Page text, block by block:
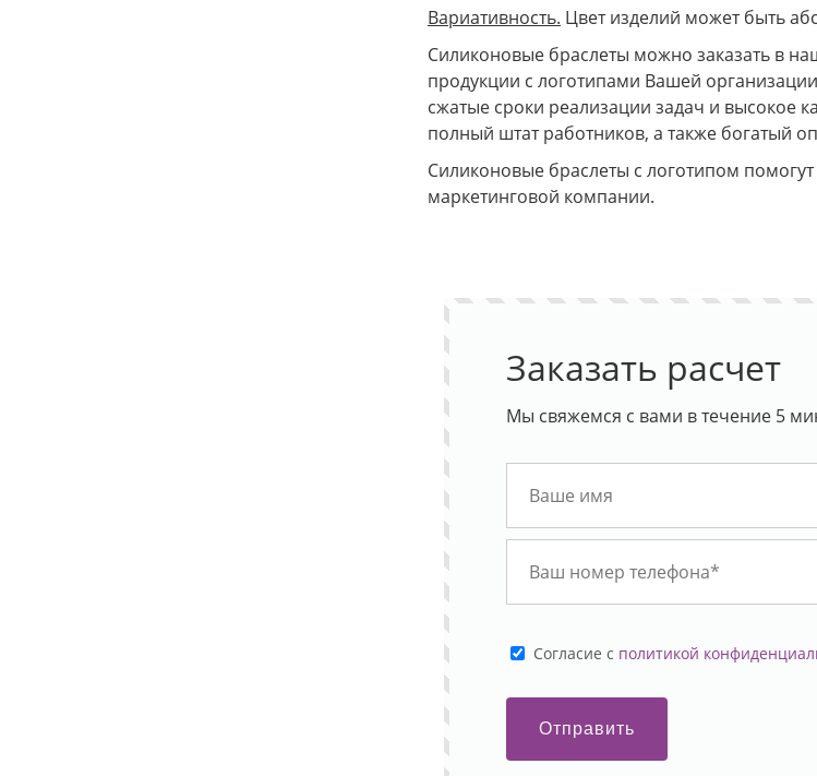
Вариативность. Цвет изделий может быть
Силиконовые браслеты можно заказать в
продукции с логотипами Вашей
сжатые сроки реализации задач и высокое
полный штат работников, а также богатый
Силиконовые браслеты с логотипом
маркетинговой компании.
Заказать расчет
Мы свяжемся с вами в течение 5
Cогласие с политикой
Отправить